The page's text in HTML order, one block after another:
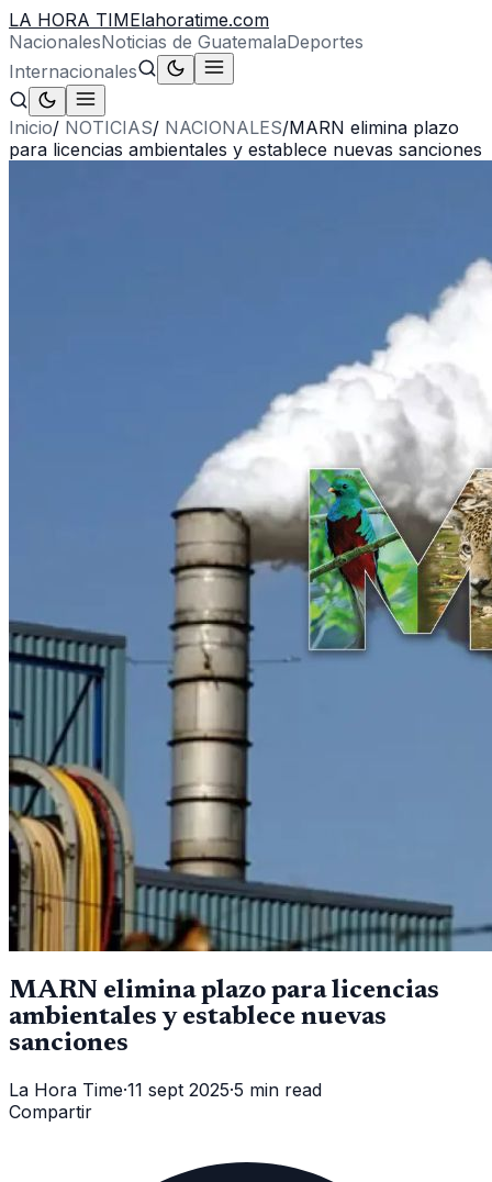
LA HORA TIMElahoratime.com
NacionalesNoticias de GuatemalaDeportes
Internacionales
Inicio/ NOTICIAS/ NACIONALES/MARN elimina plazo
para licencias ambientales y establece nuevas sanciones
MARN elimina plazo para licencias
ambientales y establece nuevas
sanciones
La Hora Time·11 sept 2025·5 min read
Compartir